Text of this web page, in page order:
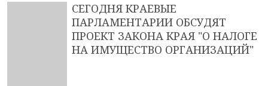
СЕГОДНЯ КРАЕВЫЕ
ПАРЛАМЕНТАРИИ ОБСУДЯТ
ПРОЕКТ ЗАКОНА КРАЯ "О НАЛОГЕ
НА ИМУЩЕСТВО ОРГАНИЗАЦИЙ"